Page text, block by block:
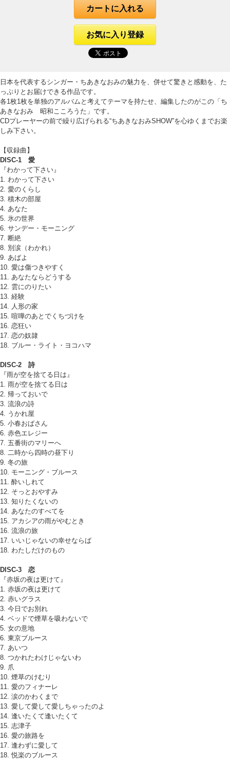
カートに入れる
お気に入り登録
日本を代表するシンガー・ちあきなおみの魅力を、併せて驚きと感動を、た
っぷりとお届けできる作品です。
各1枚1枚を単独のアルバムと考えてテーマを持たせ、編集したのがこの「ち
あきなおみ 昭和こころうた」です。
CDプレーヤーの前で繰り広げられる“ちあきなおみSHOW”を心ゆくまでお楽
しみ下さい。
【収録曲】
DISC-1 愛
『わかって下さい』
1. わかって下さい
2. 愛のくらし
3. 積木の部屋
4. あなた
5. 氷の世界
6. サンデー・モーニング
7. 断絶
8. 別涙（わかれ）
9. あばよ
10. 愛は傷つきやすく
11. あなたならどうする
12. 雲にのりたい
13. 経験
14. 人形の家
15. 喧嘩のあとでくちづけを
16. 恋狂い
17. 恋の奴隷
18. ブルー・ライト・ヨコハマ
DISC-2 詩
『雨が空を捨てる日は』
1. 雨が空を捨てる日は
2. 帰っておいで
3. 流浪の詩
4. うかれ屋
5. 小春おばさん
6. 赤色エレジー
7. 五番街のマリーへ
8. 二時から四時の昼下り
9. 冬の旅
10. モーニング・ブルース
11. 酔いしれて
12. そっとおやすみ
13. 知りたくないの
14. あなたのすべてを
15. アカシアの雨がやむとき
16. 流浪の旅
17. いいじゃないの幸せならば
18. わたしだけのもの
DISC-3 恋
『赤坂の夜は更けて』
1. 赤坂の夜は更けて
2. 赤いグラス
3. 今日でお別れ
4. ベッドで煙草を吸わないで
5. 女の意地
6. 東京ブルース
7. あいつ
8. つかれたわけじゃないわ
9. 爪
10. 煙草のけむり
11. 愛のフィナーレ
12. 涙のかわくまで
13. 愛して愛して愛しちゃったのよ
14. 逢いたくて逢いたくて
15. 志津子
16. 愛の旅路を
17. 逢わずに愛して
18. 悦楽のブルース